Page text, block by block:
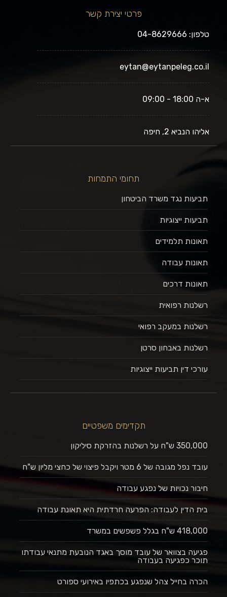
פרטי יצירת קשר
טלפון: 04-8629666
eytan@eytanpeleg.co.il
א-ה 18:00 - 09:00
אליהו הנביא 2, חיפה
תחומי התמחות
תביעות נגד משרד הביטחון
תביעות ייצוגיות
תאונות תלמידים
תאונות עבודה
תאונות דרכים
רשלנות רפואית
רשלנות במעקב רפואי
רשלנות באבחון סרטן
עורכי דין תביעות ייצוגיות
תקדימים משפטיים
350,000 ש"ח על רשלנות בהזרקת סיליקון
עובד נפל מגובה של 6 מטר ויקבל פיצוי של כחצי מליון ש"ח
חיבור נכויות של נפגע עבודה
בית הדין לעבודה: הפרעה חרדתית היא תאונת עבודה
418,000 ש"ח בגלל פשפשים במשרד
פגיעה בצוואר של עובד מוסך באגד הנובעת מתנאי עבודתו
תוכר כפגיעה בעבודה
הכרה בחייל צהל שנפגע בכתפיו באירועי ספורט